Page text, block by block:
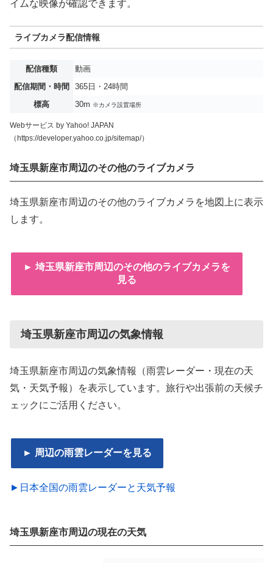
イムな映像が確認できます。
ライブカメラ配信情報
配信種類
動画
配信期間・時間
365日・24時間
標高
30m ※カメラ設置場所
Webサービス by Yahoo! JAPAN
（https://developer.yahoo.co.jp/sitemap/）
埼玉県新座市周辺のその他のライブカメラ
埼玉県新座市周辺のその他のライブカメラを地図上に表示
します。
► 埼玉県新座市周辺のその他のライブカメラを
見る
埼玉県新座市周辺の気象情報
埼玉県新座市周辺の気象情報（雨雲レーダー・現在の天
気・天気予報）を表示しています。旅行や出張前の天候チ
ェックにご活用ください。
► 周辺の雨雲レーダーを見る
►日本全国の雨雲レーダーと天気予報
埼玉県新座市周辺の現在の天気